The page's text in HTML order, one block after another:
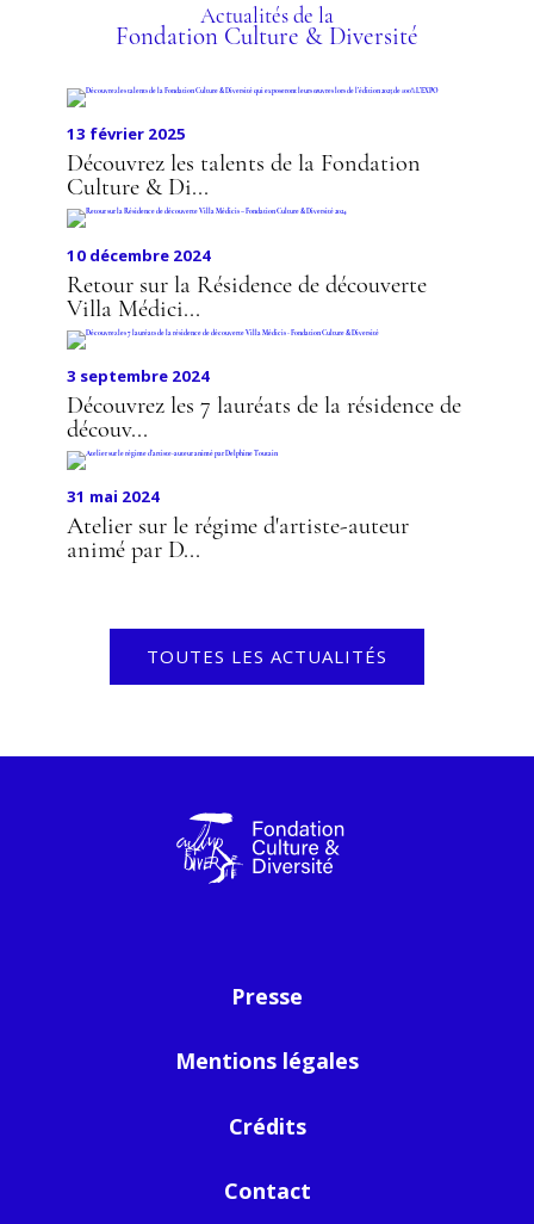
PROFESSIONNELS
Actualités de la
Fondation Culture & Diversité
13 février 2025
Découvrez les talents de la Fondation
Culture & Di...
10 décembre 2024
Retour sur la Résidence de découverte
Villa Médici...
3 septembre 2024
Découvrez les 7 lauréats de la résidence de
découv...
31 mai 2024
Atelier sur le régime d'artiste-auteur
animé par D...
TOUTES LES ACTUALITÉS
Presse
Mentions légales
Crédits
Contact